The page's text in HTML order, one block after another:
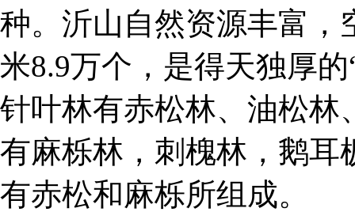
种。沂山自然资源丰富，
米8.9万个，是得天独厚
针叶林有赤松林、油松林
有麻栎林，刺槐林，鹅耳
有赤松和麻栎所组成。